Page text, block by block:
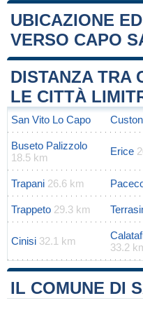
UBICAZIONE
VERSO CAPO
+
−
Leaflet
DISTANZA TRA
LE CITTÀ
San Vito Lo Capo
Buseto Palizzolo
18.5 km
Erice
Trapani 26.6 km
Trappeto 29.3 km
Cinisi 32.1 km
33.2
IL COMUNE DI